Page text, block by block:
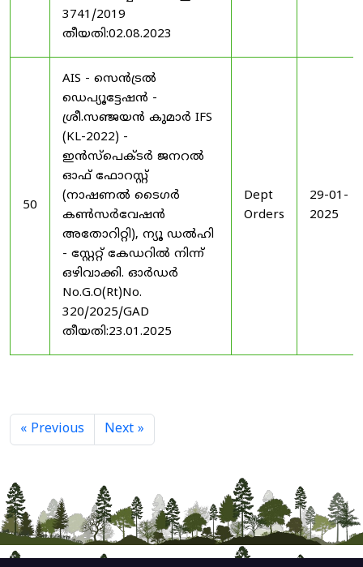
3741/2019
തീയതി:02.08.2023
50
AIS - സെൻട്രൽ
ഡെപ്യൂട്ടേഷൻ -
ശ്രീ.സഞ്ജയൻ കുമാർ IFS
(KL-2022) -
ഇൻസ്പെക്ടർ ജനറൽ
ഓഫ് ഫോറസ്റ്റ്
(നാഷണൽ ടൈഗർ
കൺസർവേഷൻ
അതോറിറ്റി), ന്യൂ ഡൽഹി
- സ്റ്റേറ്റ് കേഡറിൽ നിന്ന്
ഒഴിവാക്കി. ഓർഡർ
No.G.O(Rt)No.
320/2025/GAD
തീയതി:23.01.2025
Dept
Orders
29-01-
2025
« Previous Next »